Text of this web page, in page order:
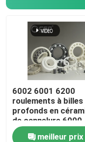
Céramique
Boule de nitrure
Boule de carbure
Boule en
6002 6001 6200
roulements à billes
profonds en
de cannelure 6000
Si3N4 SSiC ZrO2
meilleur prix